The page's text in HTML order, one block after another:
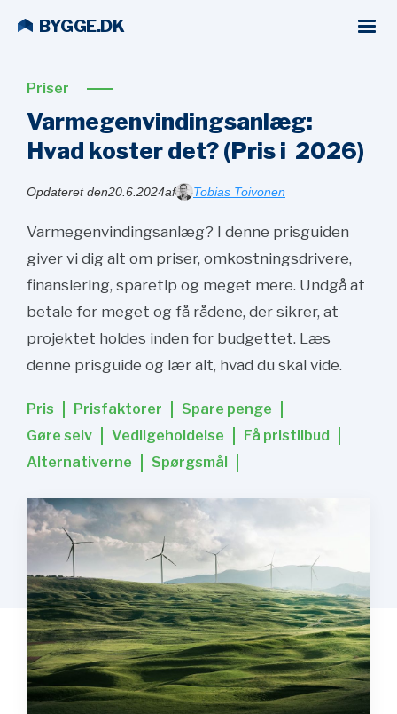
BYGGE.DK
Priser
Varmegenvindingsanlæg:
Hvad koster det? (Pris i 2026)
Opdateret den20.6.2024af Tobias Toivonen
Varmegenvindingsanlæg? I denne prisguiden
giver vi dig alt om priser, omkostningsdrivere,
finansiering, sparetip og meget mere. Undgå at
betale for meget og få rådene, der sikrer, at
projektet holdes inden for budgettet. Læs
denne prisguide og lær alt, hvad du skal vide.
Pris Prisfaktorer
Spare penge
Gøre selv
Vedligeholdelse
Få pristilbud
Alternativerne
Spørgsmål